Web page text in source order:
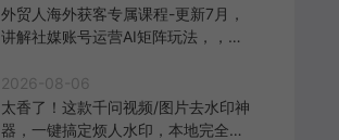
外贸人海外获客专属课程-更新7月，
讲解社媒账号运营AI矩阵玩法，，系
2026-08-06
太香了！这款千问视频/图片去水印神
器，一键搞定烦人水印，本地完全免